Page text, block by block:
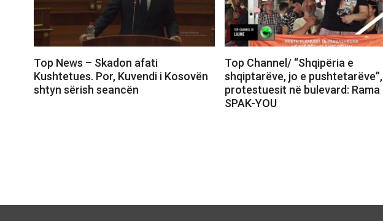
Top News – Skadon afati
Kushtetues. Por, Kuvendi i Kosovën
shtyn sërish seancën
Top Channel/ “Shqipëria e
shqiptarëve, jo e pushtetarëve”,
protestuesit në bulevard: Rama
SPAK-YOU